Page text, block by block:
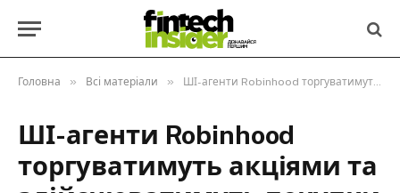
Головна » Всі матеріали » ШІ-агенти Robinhood торгуватимуть акціями та здійснюватимуть покупки від імені користувачів
ШІ-агенти Robinhood
торгуватимуть акціями та